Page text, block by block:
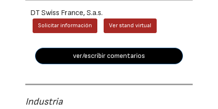
DT Swiss France, S.a.s.
Solicitar información Ver stand virtual
ver/escribir comentarios
Industria